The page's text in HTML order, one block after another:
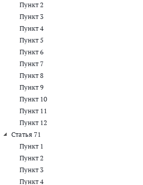
Пункт 2
Пункт 3
Пункт 4
Пункт 5
Пункт 6
Пункт 7
Пункт 8
Пункт 9
Пункт 10
Пункт 11
Пункт 12
Статья 71
Пункт 1
Пункт 2
Пункт 3
Пункт 4